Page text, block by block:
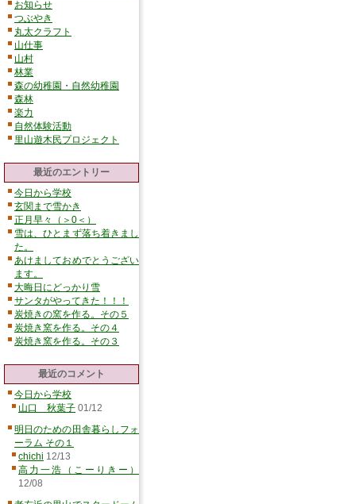
お知らせ
つぶやき
丸太クラフト
山仕事
山村
林業
森の幼稚園・自然幼稚園
森林
楽力
自然体験活動
里山遊木民プロジェクト
最近のエントリー
今日から学校
玄関まで雪かき
正月早々（＞0＜）
雪は、ひとまず落ち着きまし
た。
あけましておめでとうござい
ます。
大晦日にどっかり雪
サンタがやってきた！！！
炭焼きの窯を作る。その５
炭焼き窯を作る。その４
炭焼き窯を作る。その３
最近のコメント
今日から学校
山口 秋葉子 01/12
明日のための田舎暮らしフォ
ーラム その１
chichi 12/13
高力一浩（こーりきー）
12/08